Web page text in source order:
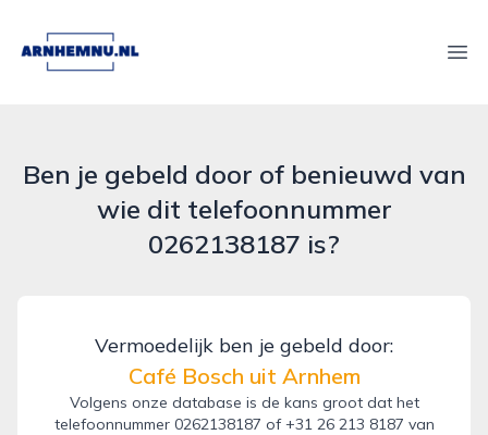
arnhemnu.nl
Ben je gebeld door of benieuwd van
wie dit telefoonnummer
0262138187 is?
Vermoedelijk ben je gebeld door:
Café Bosch uit Arnhem
Volgens onze database is de kans groot dat het
telefoonnummer 0262138187 of +31 26 213 8187 van